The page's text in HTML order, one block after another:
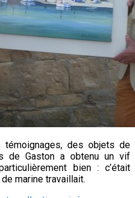
témoignages, des objets de
de Gaston a obtenu un vif
bien : c’était
marine travaillait.